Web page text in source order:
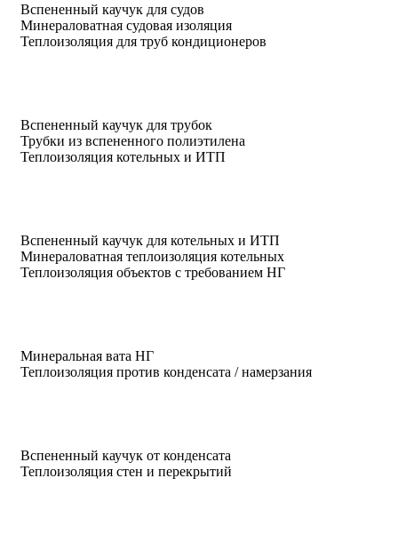
Вспененный каучук для судов
Минераловатная судовая изоляция
Теплоизоляция для труб кондиционеров
Вспененный каучук для трубок
Трубки из вспененного полиэтилена
Теплоизоляция котельных и ИТП
Вспененный каучук для котельных и ИТП
Минераловатная теплоизоляция котельных
Теплоизоляция объектов с требованием НГ
Минеральная вата НГ
Теплоизоляция против конденсата / намерзания
Вспененный каучук от конденсата
Теплоизоляция стен и перекрытий